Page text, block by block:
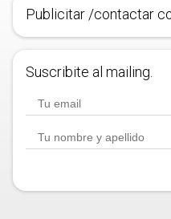
Publicitar /contactar
Suscribite al mailing.